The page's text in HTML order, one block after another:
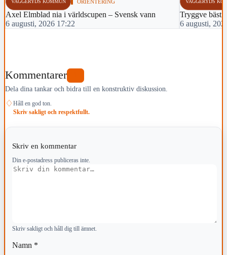
VAGGERYDS KOMMUN ORIENTERING
Axel Elmblad nia i världscupen – Svensk vann
6 augusti, 2026 17:22
VAGGERYDS
Tryggve bäst
6 augusti,
Kommentarer
Dela dina tankar och bidra till en konstruktiv diskussion.
♢ Håll en god ton.
Skriv sakligt och respektfullt.
Skriv en kommentar
Din e-postadress publiceras inte.
Kommentar
Skriv sakligt och håll dig till ämnet.
Namn *